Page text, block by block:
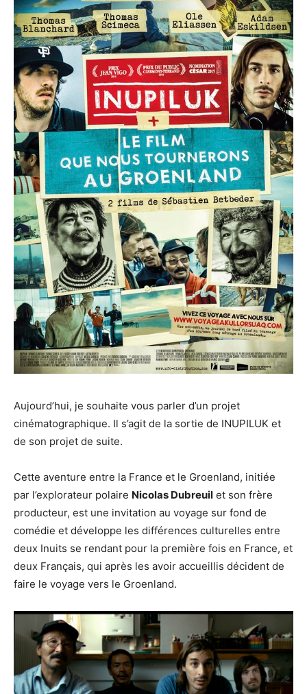
Aujourd’hui, je souhaite vous parler d’un projet
cinématographique. Il s’agit de la sortie de INUPILUK et
de son projet de suite.
Cette aventure entre la France et le Groenland, initiée
par l’explorateur polaire Nicolas Dubreuil et son frère
producteur, est une invitation au voyage sur fond de
comédie et développe les différences culturelles entre
deux Inuits se rendant pour la première fois en France, et
deux Français, qui après les avoir accueillis décident de
faire le voyage vers le Groenland.